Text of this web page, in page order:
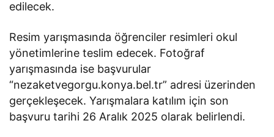
edilecek.
Resim yarışmasında öğrenciler resimleri okul
yönetimlerine teslim edecek. Fotoğraf
yarışmasında ise başvurular
“nezaketvegorgu.konya.bel.tr” adresi üzerinden
gerçekleşecek. Yarışmalara katılım için son
başvuru tarihi 26 Aralık 2025 olarak belirlendi.